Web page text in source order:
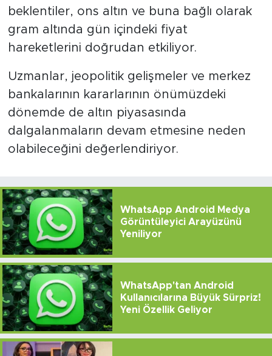
beklentiler, ons altın ve buna bağlı olarak
gram altında gün içindeki fiyat
hareketlerini doğrudan etkiliyor.
Uzmanlar, jeopolitik gelişmeler ve merkez
bankalarının kararlarının önümüzdeki
dönemde de altın piyasasında
dalgalanmaların devam etmesine neden
olabileceğini değerlendiriyor.
WhatsApp Android Medya
Görüntüleyici Arayüzünü
Yeniliyor
WhatsApp'tan Android
Kullanıcılarına Büyük Sürpriz!
Yeni Özellik Geliyor